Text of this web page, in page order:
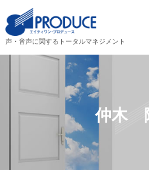
声・音声に関するトータルマネジメント
仲木